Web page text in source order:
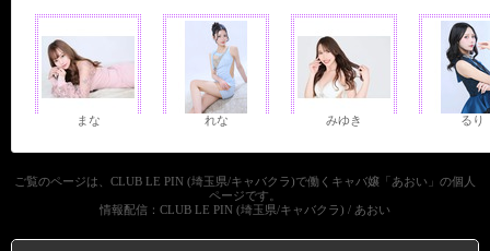
まな れな みゆき るり
ご覧のページは、CLUB LE PIN (埼玉県/キャバクラ)で働くキャバ嬢「あおい」の個人
ページです。
情報配信：CLUB LE PIN (埼玉県/キャバクラ) / あおい